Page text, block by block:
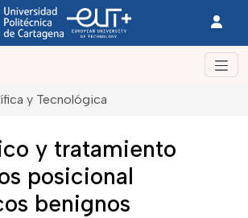
y Tecnológica
y tratamiento
posicional
benignos